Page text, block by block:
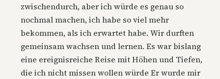
zwischendurch, aber ich würde es genau so
nochmal machen, ich habe so viel mehr
bekommen, als ich erwartet habe. Wir durften
gemeinsam wachsen und lernen. Es war bislang
eine ereignisreiche Reise mit Höhen und Tiefen,
die ich nicht missen wollen würde Er wurde mir